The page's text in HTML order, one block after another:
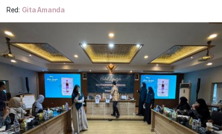
Red: Gita Amanda